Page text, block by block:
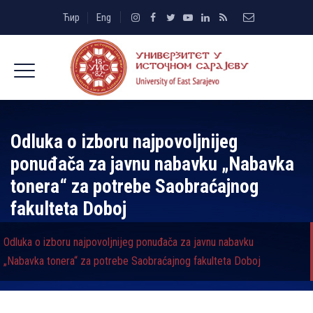
Ћир Eng
Odluka o izboru najpovoljnijeg
ponuđača za javnu nabavku „Nabavka
tonera“ za potrebe Saobraćajnog
fakulteta Doboj
Odluka o izboru najpovoljnijeg ponuđača za javnu nabavku
„Nabavka tonera“ za potrebe Saobraćajnog fakulteta Doboj